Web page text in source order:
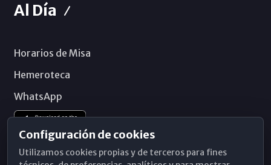
Al Día
Horarios de Misa
Hemeroteca
WhatsApp
Configuración de cookies
Utilizamos cookies propias y de terceros para fines